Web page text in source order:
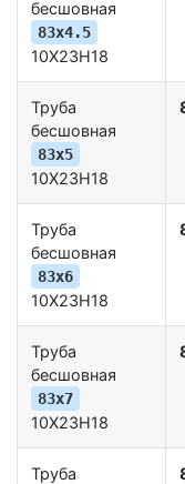
бесшовная
83x4.5
10Х23Н18
Труба
бесшовная
83x5
10Х23Н18
Труба
бесшовная
83x6
10Х23Н18
Труба
бесшовная
83x7
10Х23Н18
Труба